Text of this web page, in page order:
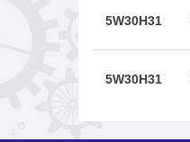
5W30H31
5W30H31